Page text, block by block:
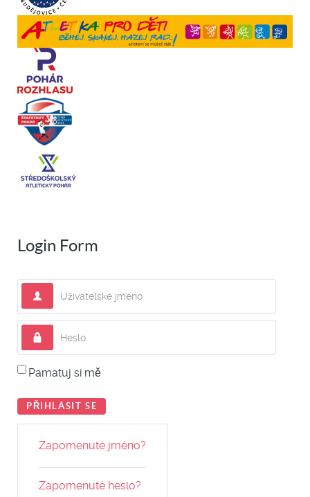
Login Form
Uživatelské jméno
Heslo
Pamatuj si mě
PŘIHLÁSIT SE
Zapomenuté jméno?
Zapomenuté heslo?